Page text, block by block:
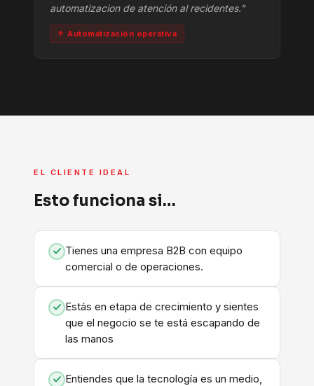
automatizacion de atención al recidentes."
↑ Automatización operativa
EL CLIENTE IDEAL
Esto funciona si…
Tienes una empresa B2B con equipo
comercial o de operaciones.
Estás en etapa de crecimiento y sientes
que el negocio se te está escapando de
las manos
Entiendes que la tecnología es un medio,